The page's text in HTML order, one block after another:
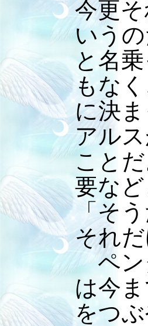
今更
いう
と名
もな
に決
アル
こと
要な
「そ
それ
ペン
は今
をつぶ